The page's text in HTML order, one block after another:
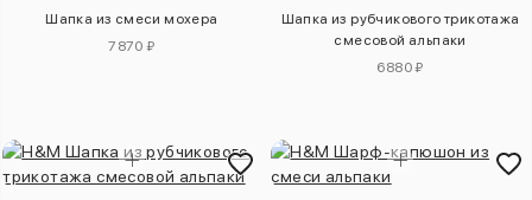
Шапка из смеси мохера
7870 ₽
Шапка из рубчикового трикотажа
смесовой альпаки
6880 ₽